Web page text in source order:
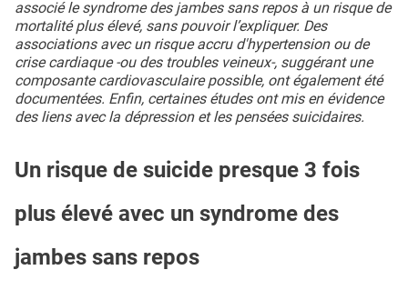
associé le syndrome des jambes sans repos à un risque de
mortalité plus élevé, sans pouvoir l’expliquer. Des
associations avec un risque accru d'hypertension ou de
crise cardiaque -ou des troubles veineux-, suggérant une
composante cardiovasculaire possible, ont également été
documentées. Enfin, certaines études ont mis en évidence
des liens avec la dépression et les pensées suicidaires.
Un risque de suicide presque 3 fois
plus élevé avec un syndrome des
jambes sans repos